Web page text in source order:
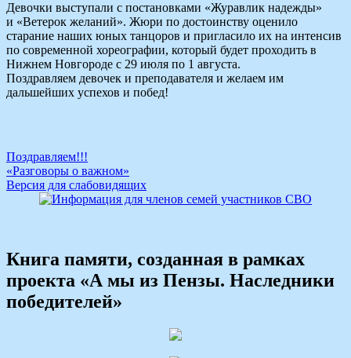
Девочки выступали с постановками «Журавлик надежды»
и «Ветерок желаний». Жюри по достоинству оценило
старание наших юных танцоров и пригласило их на интенсив
по современной хореографии, который будет проходить в
Нижнем Новгороде с 29 июля по 1 августа.
Поздравляем девочек и преподавателя и желаем им
дальшейших успехов и побед!
Навигация
по
записям
Поздравляем!!!
«Разговоры о важном»
Версия для слабовидящих
Книга памяти, созданная в рамках
проекта «А мы из Пензы. Наследники
победителей»